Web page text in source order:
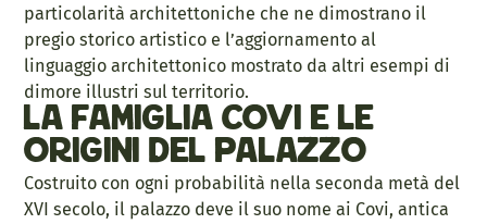
particolarità architettoniche che ne dimostrano il
pregio storico artistico e l’aggiornamento al
linguaggio architettonico mostrato da altri esempi di
dimore illustri sul territorio.
La famiglia Covi e le
origini del palazzo
Costruito con ogni probabilità nella seconda metà del
XVI secolo, il palazzo deve il suo nome ai Covi, antica